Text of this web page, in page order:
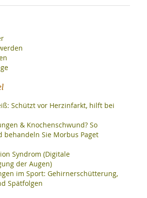
Schützt vor Herzinfarkt, hilft bei
& Knochenschwund? So
behandeln Sie Morbus Paget
Syndrom (Digitale
der Augen)
im Sport: Gehirnerschütterung,
Spätfolgen